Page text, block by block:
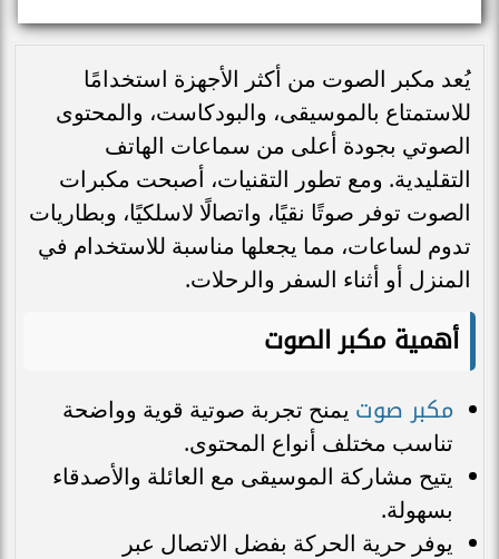
يُعد مكبر الصوت من أكثر الأجهزة استخدامًا
للاستمتاع بالموسيقى، والبودكاست، والمحتوى
الصوتي بجودة أعلى من سماعات الهاتف
التقليدية. ومع تطور التقنيات، أصبحت مكبرات
الصوت توفر صوتًا نقيًا، واتصالًا لاسلكيًا، وبطاريات
تدوم لساعات، مما يجعلها مناسبة للاستخدام في
المنزل أو أثناء السفر والرحلات.
أهمية مكبر الصوت
مكبر صوت يمنح تجربة صوتية قوية وواضحة
تناسب مختلف أنواع المحتوى.
يتيح مشاركة الموسيقى مع العائلة والأصدقاء
بسهولة.
يوفر حرية الحركة بفضل الاتصال عبر